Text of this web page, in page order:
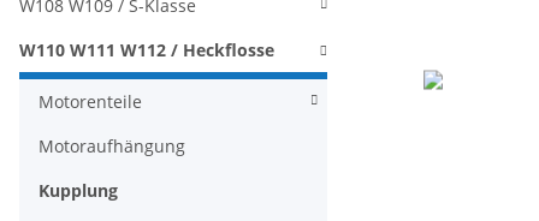
W108 W109 / S-Klasse
W110 W111 W112 / Heckflosse
Motorenteile
Motoraufhängung
Kupplung